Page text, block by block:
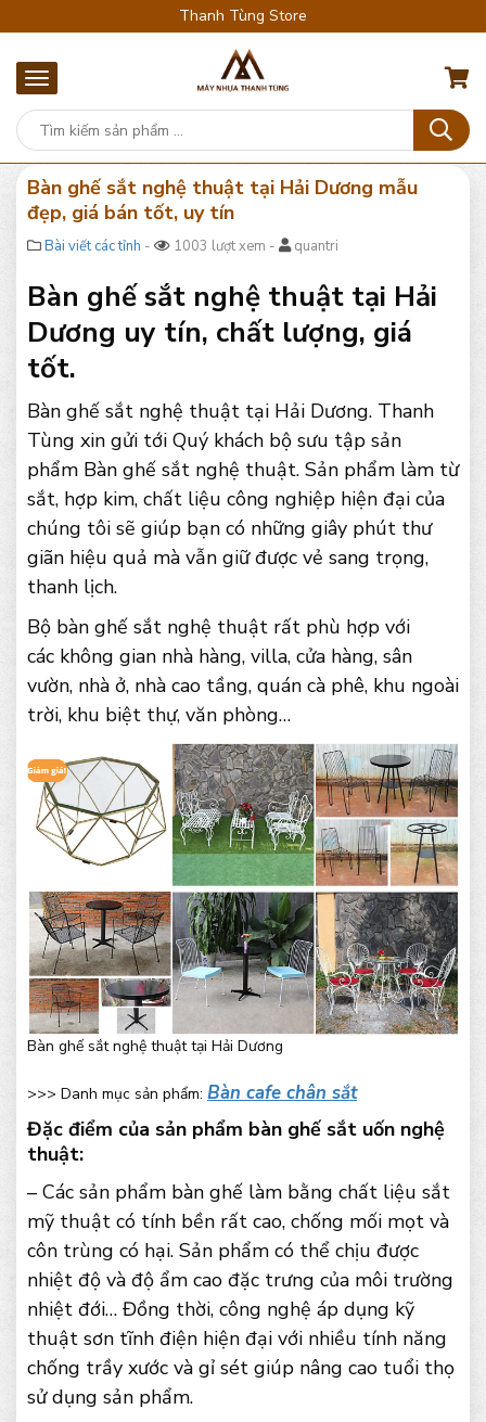
Thanh Tùng Store
Bàn ghế sắt nghệ thuật tại Hải Dương mẫu
đẹp, giá bán tốt, uy tín
Bài viết các tỉnh - 1003 lượt xem - quantri
Bàn ghế sắt nghệ thuật tại Hải
Dương uy tín, chất lượng, giá
tốt.
Bàn ghế sắt nghệ thuật tại Hải Dương. Thanh
Tùng xin gửi tới Quý khách bộ sưu tập sản
phẩm Bàn ghế sắt nghệ thuật. Sản phẩm làm từ
sắt, hợp kim, chất liệu công nghiệp hiện đại của
chúng tôi sẽ giúp bạn có những giây phút thư
giãn hiệu quả mà vẫn giữ được vẻ sang trọng,
thanh lịch.
Bộ bàn ghế sắt nghệ thuật rất phù hợp với
các không gian nhà hàng, villa, cửa hàng, sân
vườn, nhà ở, nhà cao tầng, quán cà phê, khu ngoài
trời, khu biệt thự, văn phòng…
Bàn ghế sắt nghệ thuật tại Hải Dương
>>> Danh mục sản phẩm: Bàn cafe chân sắt
Đặc điểm của sản phẩm bàn ghế sắt uốn nghệ
thuật:
– Các sản phẩm bàn ghế làm bằng chất liệu sắt
mỹ thuật có tính bền rất cao, chống mối mọt và
côn trùng có hại. Sản phẩm có thể chịu được
nhiệt độ và độ ẩm cao đặc trưng của môi trường
nhiệt đới… Đồng thời, công nghệ áp dụng kỹ
thuật sơn tĩnh điện hiện đại với nhiều tính năng
chống trầy xước và gỉ sét giúp nâng cao tuổi thọ
sử dụng sản phẩm.